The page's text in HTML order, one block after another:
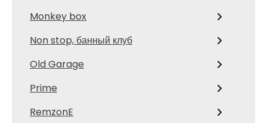
Monkey box
Non stop, банный клуб
Old Garage
Prime
RemzonE